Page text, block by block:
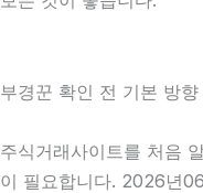
부경꾼 확인 전 기본 방
주식거래사이트를 처음
이 필요합니다. 2026년